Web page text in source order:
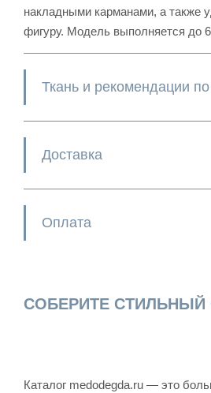
накладными карманами, а также
фигуру. Модель выполняется до
Ткань и рекомендации
Доставка
Оплата
СОБЕРИТЕ СТИЛЬНЫЙ
Каталог medodegda.ru — это